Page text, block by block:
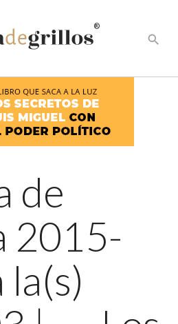
®
search
de
2015-